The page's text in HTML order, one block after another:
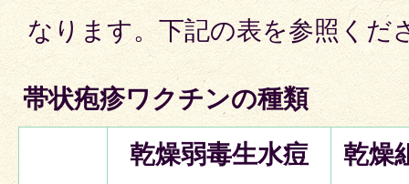
なります。下記の表を参照くだ
帯状疱疹ワクチンの種類
乾燥弱毒生水痘
乾燥